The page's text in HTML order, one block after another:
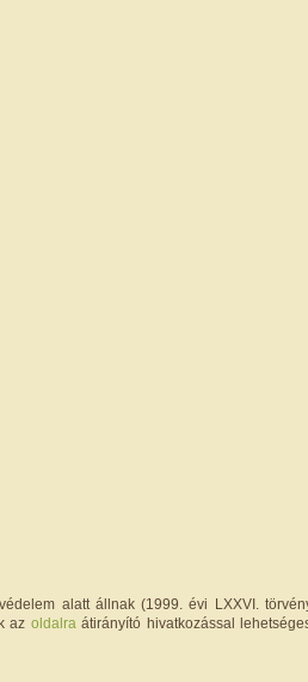
alatt állnak (1999. évi LXXVI.
az oldalraátirányító hivatkozással